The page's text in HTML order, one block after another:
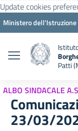
Update cookies
Ministero
Patti
ALBO SINDACALE
23/03/